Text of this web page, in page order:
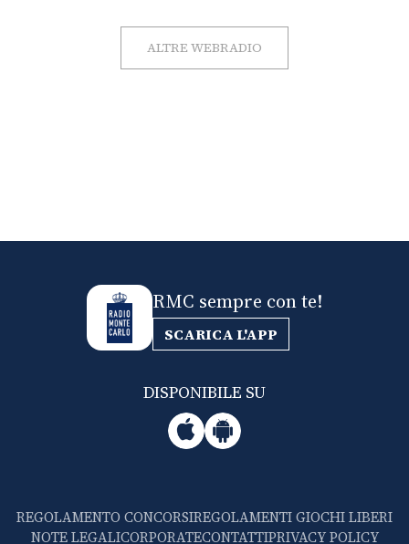
ALTRE WEBRADIO
RMC sempre con te!
SCARICA L'APP
DISPONIBILE SU
REGOLAMENTO CONCORSIREGOLAMENTI GIOCHI LIBERI
NOTE LEGALICORPORATECONTATTIPRIVACY POLICY